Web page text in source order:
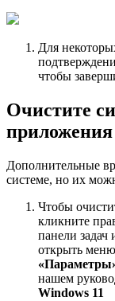
Для
чтобы
Очистите
Дополнительные
системе, но их
Чтобы
кликните
панели
открыть
нашем
Windows 11